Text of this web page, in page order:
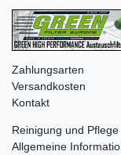
Zahlungsarten
Versandkosten
Kontakt
Reinigung und Pflege
Allgemeine